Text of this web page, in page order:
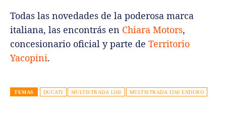
Todas las novedades de la poderosa marca
italiana, las encontrás en Chiara Motors,
concesionario oficial y parte de Territorio
Yacopini.
TEMAS DUCATI MULTISTRADA 1260 MULTISTRADA 1260 ENDURO